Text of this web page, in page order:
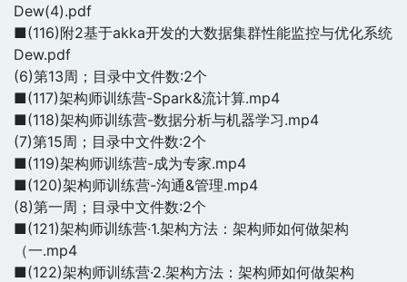
Dew(4).pdf
■(116)附2基于akka开发的大数据集群性能监控与优化系统
Dew.pdf
(6)第13周；目录中文件数:2个
■(117)架构师训练营-Spark&流计算.mp4
■(118)架构师训练营-数据分析与机器学习.mp4
(7)第15周；目录中文件数:2个
■(119)架构师训练营-成为专家.mp4
■(120)架构师训练营-沟通&管理.mp4
(8)第一周；目录中文件数:2个
■(121)架构师训练营·1.架构方法：架构师如何做架构
（一.mp4
■(122)架构师训练营·2.架构方法：架构师如何做架构